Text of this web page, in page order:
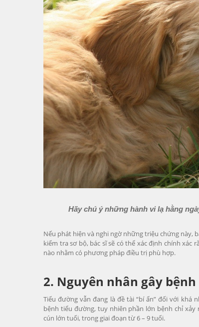
Hãy chú ý những hành vi lạ hằng
Nếu phát hiện và nghi ngờ những triệu chứng này,
kiểm tra sơ bộ, bác sĩ sẽ có thể xác định chính xác
nào nhằm có phương pháp điều trị phù hợp.
2. Nguyên nhân gây bệnh
Tiểu đường vẫn đang là đề tài “bí ẩn” đối với khá
bệnh tiểu đường, tuy nhiên phần lớn bệnh chỉ
cún lớn tuổi, trong giai đoạn từ 6 – 9 tuổi.